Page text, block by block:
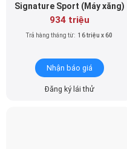
Signature Sport (Máy xăng)
934 triệu
Trả hàng tháng từ: 16 triệu x 60
Nhận báo giá
Đăng ký lái thử